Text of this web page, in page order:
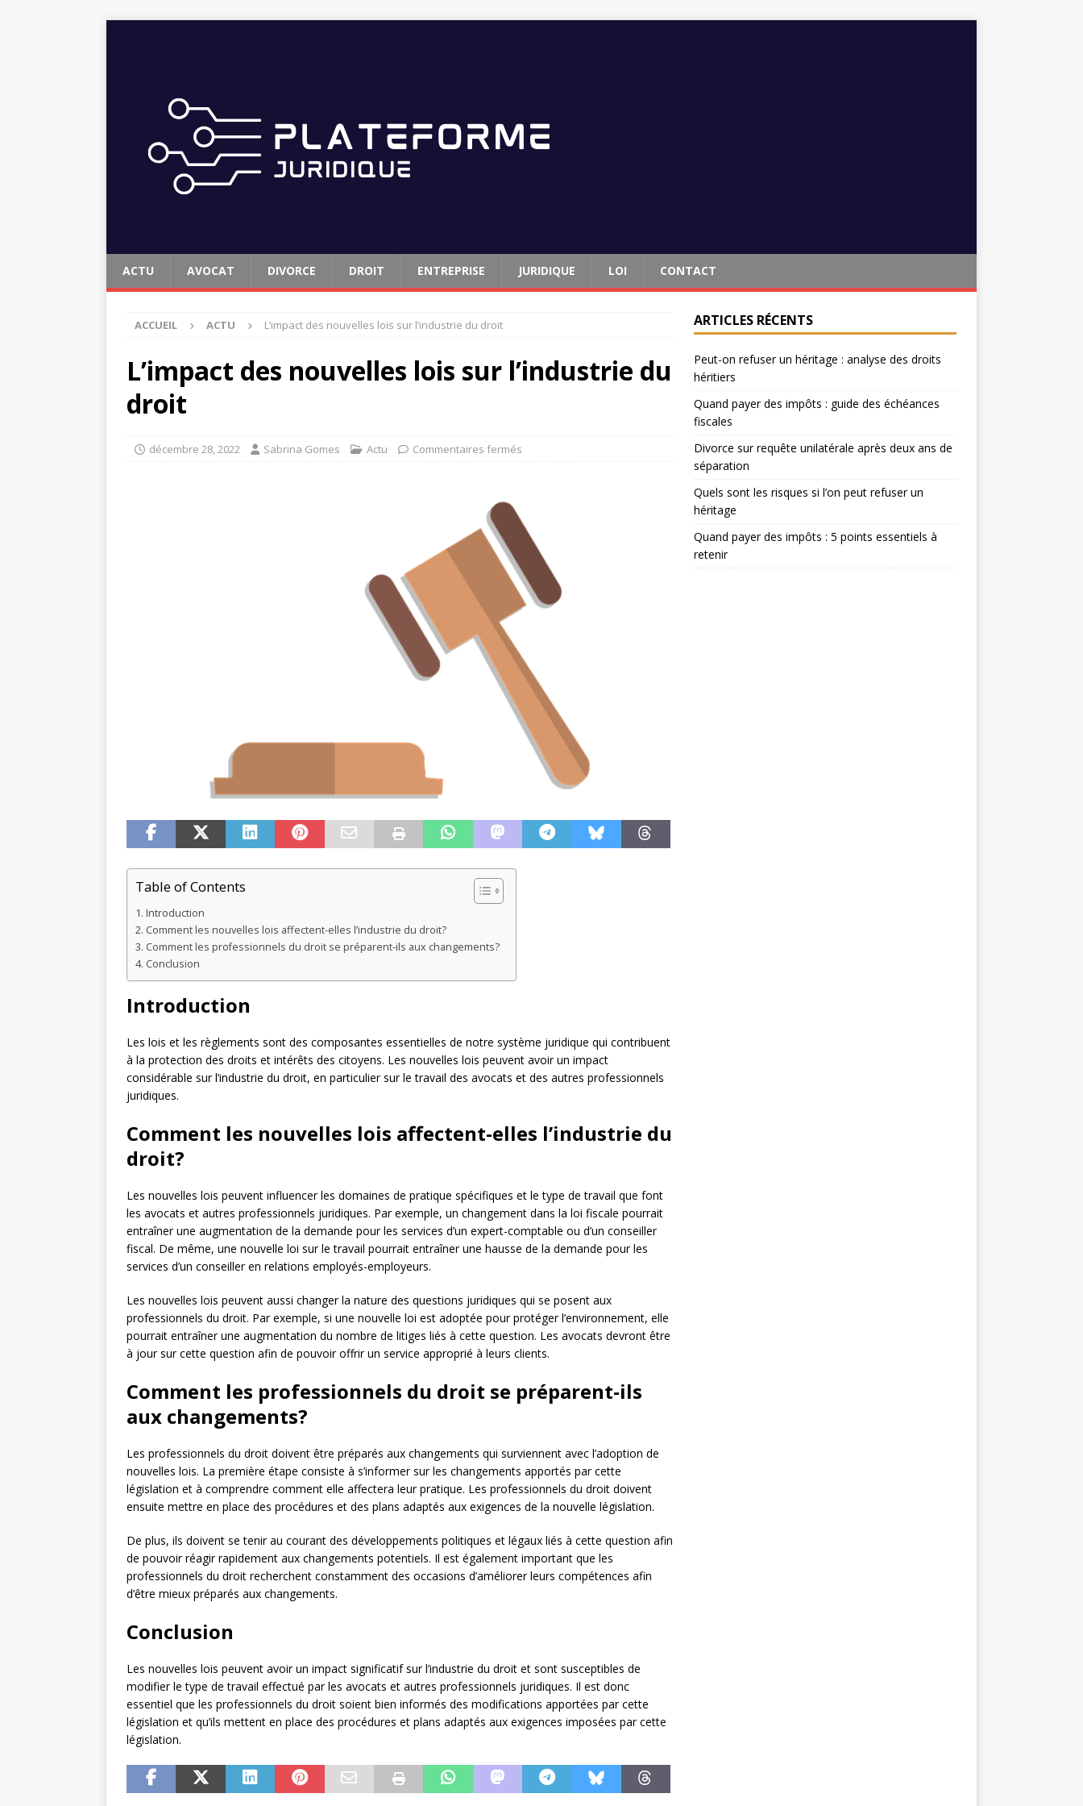
ACTU AVOCAT DIVORCE DROIT ENTREPRISE JURIDIQUE LOI CONTACT
ACCUEIL ACTU L’impact des nouvelles lois sur l’industrie du droit
L’impact des nouvelles lois sur l’industrie du
droit
décembre 28, 2022 Sabrina Gomes Actu Commentaires fermés
Table of Contents
Introduction
Comment les nouvelles lois affectent-elles l’industrie du droit?
Comment les professionnels du droit se préparent-ils aux changements?
Conclusion
Introduction
Les lois et les règlements sont des composantes essentielles de notre système juridique qui contribuent
à la protection des droits et intérêts des citoyens. Les nouvelles lois peuvent avoir un impact
considérable sur l’industrie du droit, en particulier sur le travail des avocats et des autres professionnels
juridiques.
Comment les nouvelles lois affectent-elles l’industrie du
droit?
Les nouvelles lois peuvent influencer les domaines de pratique spécifiques et le type de travail que font
les avocats et autres professionnels juridiques. Par exemple, un changement dans la loi fiscale pourrait
entraîner une augmentation de la demande pour les services d’un expert-comptable ou d’un conseiller
fiscal. De même, une nouvelle loi sur le travail pourrait entraîner une hausse de la demande pour les
services d’un conseiller en relations employés-employeurs.
Les nouvelles lois peuvent aussi changer la nature des questions juridiques qui se posent aux
professionnels du droit. Par exemple, si une nouvelle loi est adoptée pour protéger l’environnement, elle
pourrait entraîner une augmentation du nombre de litiges liés à cette question. Les avocats devront être
à jour sur cette question afin de pouvoir offrir un service approprié à leurs clients.
Comment les professionnels du droit se préparent-ils
aux changements?
Les professionnels du droit doivent être préparés aux changements qui surviennent avec l’adoption de
nouvelles lois. La première étape consiste à s’informer sur les changements apportés par cette
législation et à comprendre comment elle affectera leur pratique. Les professionnels du droit doivent
ensuite mettre en place des procédures et des plans adaptés aux exigences de la nouvelle législation.
De plus, ils doivent se tenir au courant des développements politiques et légaux liés à cette question afin
de pouvoir réagir rapidement aux changements potentiels. Il est également important que les
professionnels du droit recherchent constamment des occasions d’améliorer leurs compétences afin
d’être mieux préparés aux changements.
Conclusion
Les nouvelles lois peuvent avoir un impact significatif sur l’industrie du droit et sont susceptibles de
modifier le type de travail effectué par les avocats et autres professionnels juridiques. Il est donc
essentiel que les professionnels du droit soient bien informés des modifications apportées par cette
législation et qu’ils mettent en place des procédures et plans adaptés aux exigences imposées par cette
législation.
ARTICLES RÉCENTS
Peut-on refuser un héritage : analyse des droits
héritiers
Quand payer des impôts : guide des échéances
fiscales
Divorce sur requête unilatérale après deux ans de
séparation
Quels sont les risques si l’on peut refuser un
héritage
Quand payer des impôts : 5 points essentiels à
retenir